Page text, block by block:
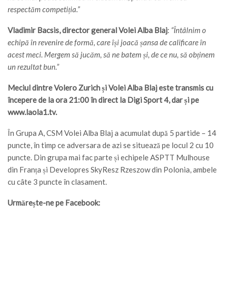
respectăm competiția.”
Vladimir Bacsis, director general Volei Alba Blaj: “Întâlnim o
echipă în revenire de formă, care își joacă șansa de calificare în
acest meci. Mergem să jucăm, să ne batem și, de ce nu, să obținem
un rezultat bun.”
Meciul dintre Volero Zurich și Volei Alba Blaj este transmis cu
începere de la ora 21:00 în direct la Digi Sport 4, dar și pe
www.laola1.tv.
În Grupa A, CSM Volei Alba Blaj a acumulat după 5 partide – 14
puncte, în timp ce adversara de azi se situează pe locul 2 cu 10
puncte. Din grupa mai fac parte și echipele ASPTT Mulhouse
din Franța și Developres SkyResz Rzeszow din Polonia, ambele
cu câte 3 puncte în clasament.
Urmărește-ne pe Facebook: